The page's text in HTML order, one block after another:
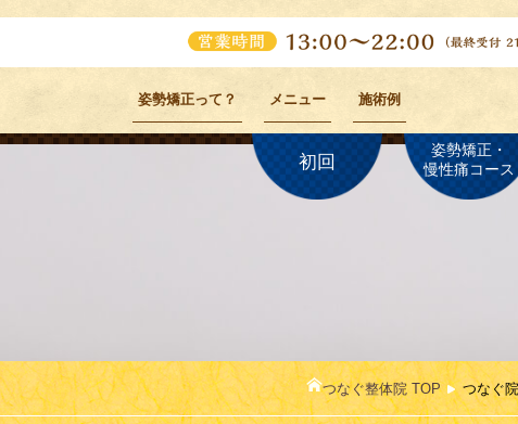
姿勢矯正って？ メニュー 施術例
初回
姿勢矯正・
慢性痛コース
つなぐ整体院 TOP つなぐ